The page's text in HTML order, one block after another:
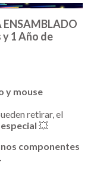
ENSAMBLADO
1 Año de
y mouse
retirar, el
💥
componentes